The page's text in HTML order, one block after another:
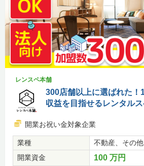
レンスペ本舗
300店舗以上に選ばれた！
収益を目指せるレンタル
開業お祝い金対象企業
業種
不動産、その
開業資金
100 万円